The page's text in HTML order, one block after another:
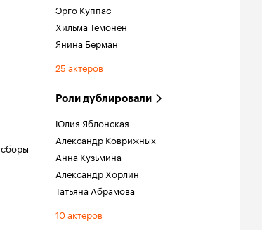
сборы
Эрго Куппас
Хильма Темонен
Янина Берман
25 актеров
Роли дублировали
Юлия Яблонская
Александр Коврижных
Анна Кузьмина
Александр Хорлин
Татьяна Абрамова
10 актеров